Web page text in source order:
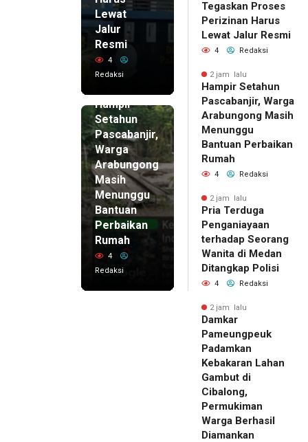
Lewat
Jalur
Resmi
4
Redaksi
Hampir
Setahun
Pascabanjir,
Warga
Arabungong
Masih
Menunggu
Bantuan
Perbaikan
Rumah
4
Redaksi
Tegaskan Proses
Perizinan Harus
Lewat Jalur Resmi
4 Redaksi
2 jam lalu
Hampir Setahun
Pascabanjir, Warga
Arabungong Masih
Menunggu
Bantuan Perbaikan
Rumah
4 Redaksi
2 jam lalu
Pria Terduga
Penganiayaan
terhadap Seorang
Wanita di Medan
Ditangkap Polisi
4 Redaksi
2 jam lalu
Damkar
Pameungpeuk
Padamkan
Kebakaran Lahan
Gambut di
Cibalong,
Permukiman
Warga Berhasil
Diamankan